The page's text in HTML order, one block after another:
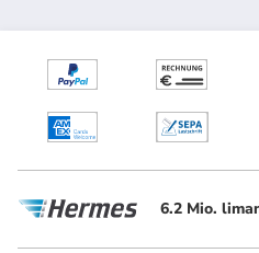
6.2 Mio.